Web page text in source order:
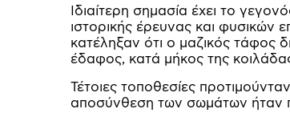
Ιδιαίτερη σημασία έχει το
ιστορικής έρευνας και φυσικών
κατέληξαν ότι ο μαζικός τάφος
έδαφος, κατά μήκος της
Τέτοιες τοποθεσίες
αποσύνθεση των σωμάτων ήταν